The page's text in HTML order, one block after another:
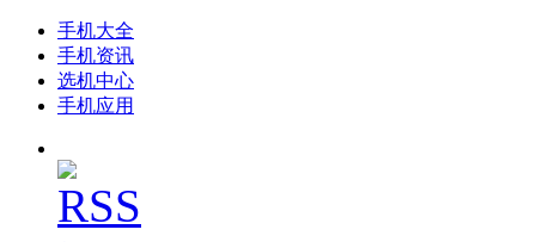
手机大全
手机资讯
选机中心
手机应用